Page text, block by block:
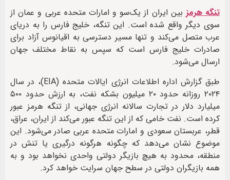
تنگه هرمز بین ایران از یک‌سو و امارات متحده عربی و عمان از
سوی دیگر واقع شده است. این تنگه، خلیج فارس را به دریای
عرب متصل می‌کند و تنها مسیر دسترسی به اقیانوس آزاد برای
صادرات خلیج فارس است که سپس به نقاط مختلف جهان
ارسال می‌شود.
طبق گزارش اداره اطلاعات انرژی ایالات متحده (EIA)، در سال
۲۰۲۴ روزانه حدود ۲۰ میلیون بشکه نفت، به ارزش حدود ۵۰۰
میلیارد دلار در تجارت سالانه انرژی جهانی، از تنگه هرمز عبور
کرده است. نفت خامی که از این تنگه عبور می‌کند از ایران، عراق،
قطر، عربستان سعودی و امارات متحده عربی صادر می‌شود. این
موضوع نشان می‌دهد که چگونه هرگونه درگیری یا تنش در
منطقه، محدود به هیچ بازیگر دولتی واحدی نخواهد بود و به
همه بازیگران دولتی در سطح جهان سرایت خواهد کرد.